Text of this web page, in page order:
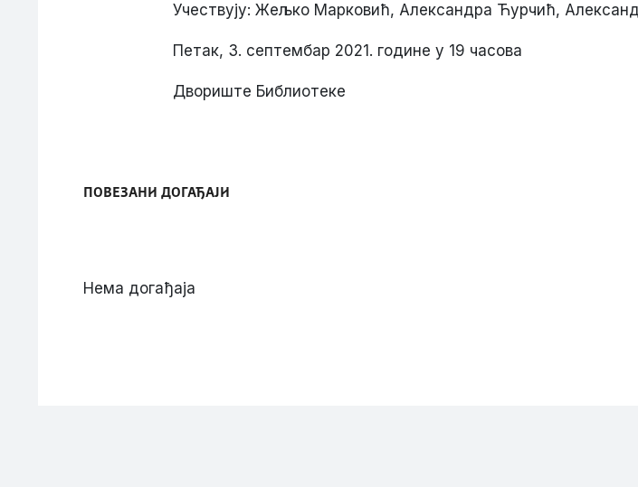
Учествују: Жељко Марковић, Александра Ћурчић,
Петак, 3. септембар 2021. године у 19 часова
Двориште Библиотеке
ПОВЕЗАНИ ДОГАЂАЈИ
Нема догађаја